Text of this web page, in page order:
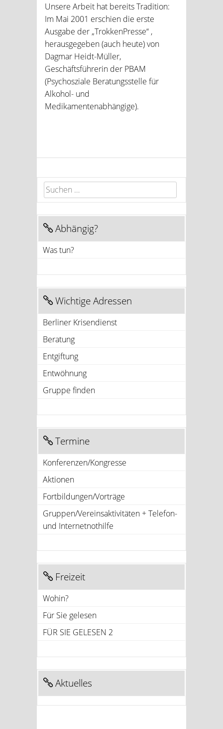
Unsere Arbeit hat bereits Tradition:
Im Mai 2001 erschien die erste
Ausgabe der „TrokkenPresse“ ,
herausgegeben (auch heute) von
Dagmar Heidt-Müller,
Geschäftsführerin der PBAM
(Psychosziale Beratungsstelle für
Alkohol- und
Medikamentenabhängige).
Suchen nach:
Abhängig?
Was tun?
Wichtige Adressen
Berliner Krisendienst
Beratung
Entgiftung
Entwöhnung
Gruppe finden
Termine
Konferenzen/Kongresse
Aktionen
Fortbildungen/Vorträge
Gruppen/Vereinsaktivitäten + Telefon-
und Internetnothilfe
Freizeit
Wohin?
Für Sie gelesen
FÜR SIE GELESEN 2
Aktuelles